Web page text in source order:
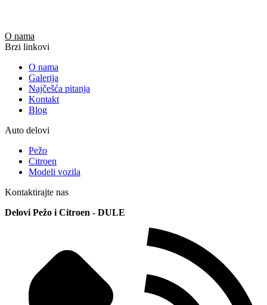
O nama
Brzi linkovi
O nama
Galerija
Najčešća pitanja
Kontakt
Blog
Auto delovi
Pežo
Citroen
Modeli vozila
Kontaktirajte nas
Delovi Pežo i Citroen - DULE